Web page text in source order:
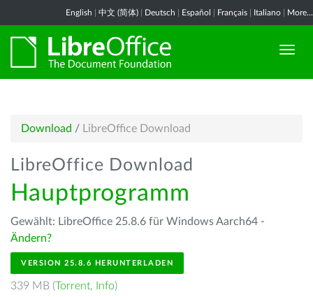
English 中文 (简体) Deutsch Español Français Italiano More...
Download / LibreOffice Download
LibreOffice Download
Hauptprogramm
Gewählt: LibreOffice 25.8.6 für Windows Aarch64 -
Ändern?
VERSION 25.8.6 HERUNTERLADEN
339 MB (Torrent, Info)